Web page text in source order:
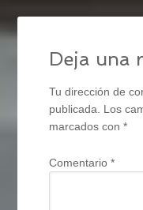
Deja una
Tu dirección de
publicada.
Los
marcados con*
Comentario*